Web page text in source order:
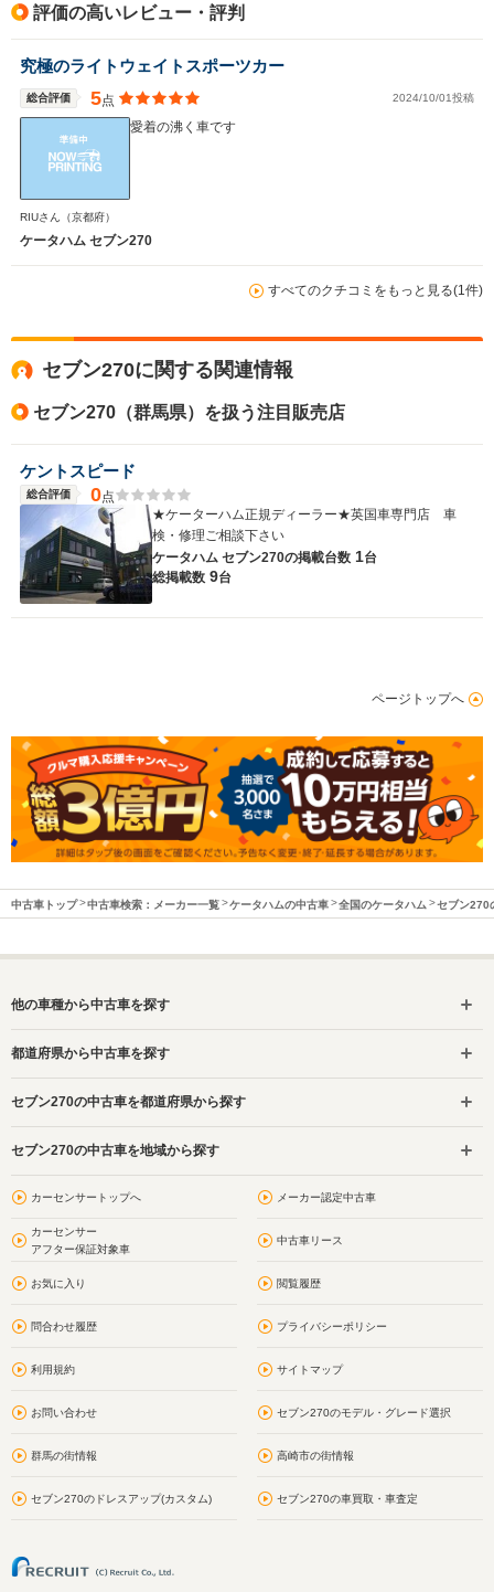
WLTCモード
燃費
駆動方式
ホイールベース
-m
FR FR
評価の高いレビュー・評判
究極のライトウェイトスポーツカー
総合評価 5点 2024/10/01投稿
愛着の沸く車です
RIUさん （京都府）
ケータハム セブン270
すべてのクチコミをもっと見る(1件)
セブン270に関する関連情報
セブン270（群馬県）を扱う注目販売店
ケントスピード
総合評価 0点
★ケーターハム正規ディーラー★英国車専門店 車
検・修理ご相談下さい
ケータハム セブン270の掲載台数 1台
総掲載数 9台
ページトップへ
中古車トップ 中古車検索：メーカー一覧 ケータハムの中古車 全国のケータハム セブン270
他の車種から中古車を探す
都道府県から中古車を探す
セブン270の中古車を都道府県から探す
セブン270の中古車を地域から探す
カーセンサートップへ メーカー認定中古車
カーセンサー
アフター保証対象車
中古車リース
お気に入り 閲覧履歴
問合わせ履歴 プライバシーポリシー
利用規約 サイトマップ
お問い合わせ セブン270のモデル・グレード選択
群馬の街情報 高崎市の街情報
セブン270のドレスアップ(カスタム) セブン270の車買取・車査定